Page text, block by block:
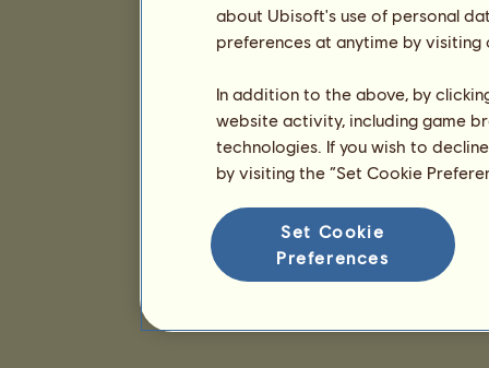
about Ubisoft's use of personal
preferences at anytime by
In addition to the above, by
website activity, including game
technologies. If you wish to
by visiting the “Set Cookie
Set Cookie
Preferences